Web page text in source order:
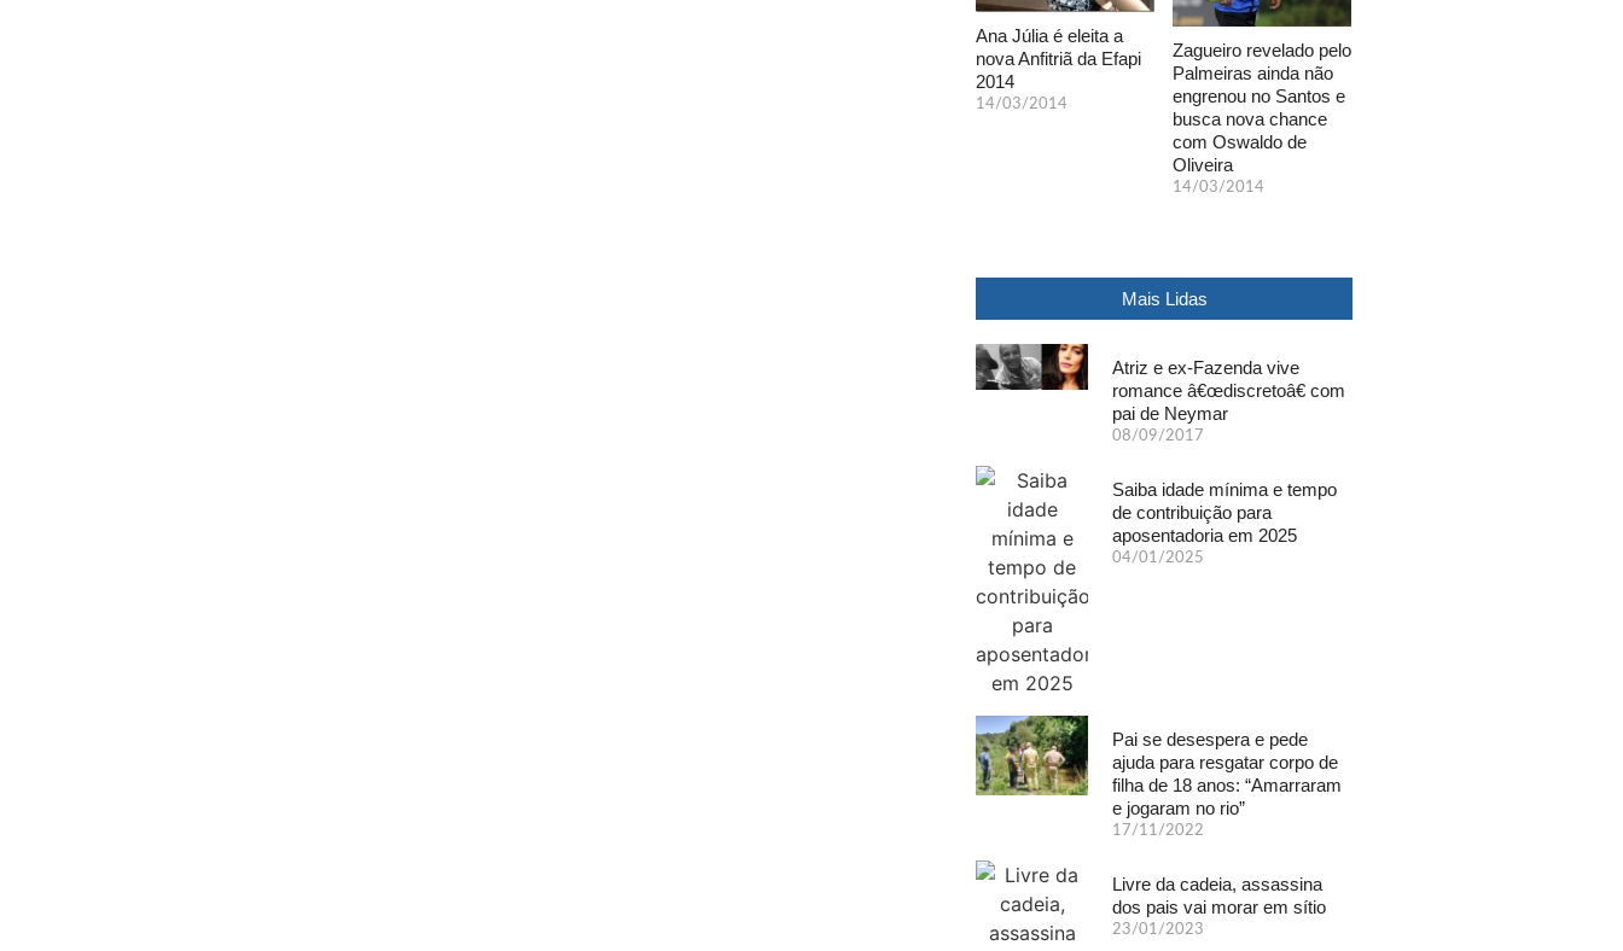
Ana Júlia é eleita a
nova Anfitriã da Efapi
2014
14/03/2014
Zagueiro revelado pelo
Palmeiras ainda não
engrenou no Santos e
busca nova chance
com Oswaldo de
Oliveira
14/03/2014
Mais Lidas
Atriz e ex-Fazenda vive
romance â€œdiscretoâ€ com
pai de Neymar
08/09/2017
Saiba idade mínima e tempo
de contribuição para
aposentadoria em 2025
04/01/2025
Pai se desespera e pede
ajuda para resgatar corpo de
filha de 18 anos: “Amarraram
e jogaram no rio”
17/11/2022
Livre da cadeia, assassina
dos pais vai morar em sítio
23/01/2023